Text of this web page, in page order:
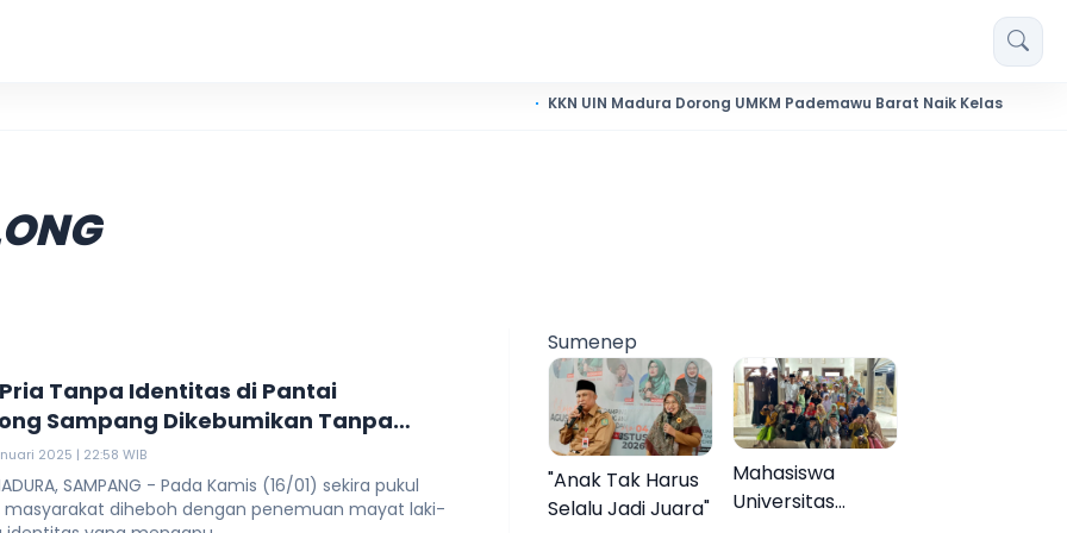
KKN UIN Madura Dorong UMKM Pademawu Barat Naik Kelas
Tanpa Identitas di Pantai
Sampang Dikebumikan Tanpa
2025 | 22:58 WIB
SAMPANG - Pada Kamis (16/01) sekira pukul
masyarakat diheboh dengan penemuan mayat laki-
Sumenep
"Anak Tak Harus
Selalu Jadi Juara"
Mahasiswa
Universitas